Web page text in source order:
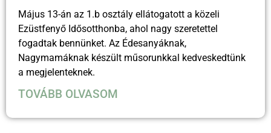
Május 13-án az 1.b osztály ellátogatott a közeli
Ezüstfenyő Idősotthonba, ahol nagy szeretettel
fogadtak bennünket. Az Édesanyáknak,
Nagymamáknak készült műsorunkkal kedveskedtünk
a megjelenteknek.
TOVÁBB OLVASOM